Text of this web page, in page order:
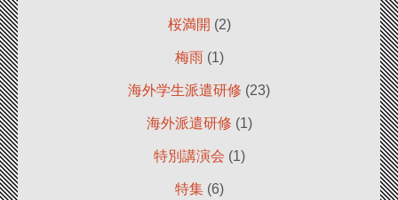
桜満開 (2)
梅雨(1)
海外学生派遣研修 (23)
海外派遣研修 (1)
特別講演会 (1)
特集(6)